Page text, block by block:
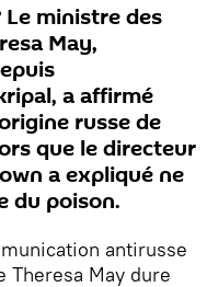
ministre des
May,
a affirmé
russe de
que le directeur
a expliqué ne
du poison.
antirusse
Theresa May dure